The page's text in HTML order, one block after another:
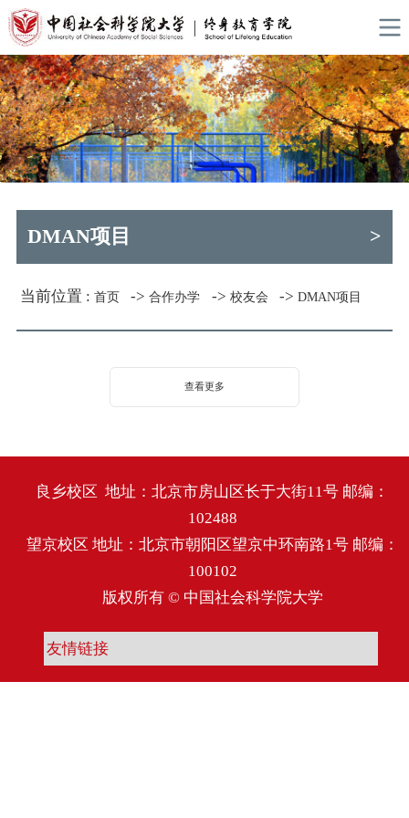
DMAN项目 >
当前位置 :首页 ->合作办学 -> 校友会 ->DMAN项目
查看更多
良乡校区 地址：北京市房山区长于大街11号 邮编：
102488
望京校区 地址：北京市朝阳区望京中环南路1号 邮编：
100102
版权所有 © 中国社会科学院大学